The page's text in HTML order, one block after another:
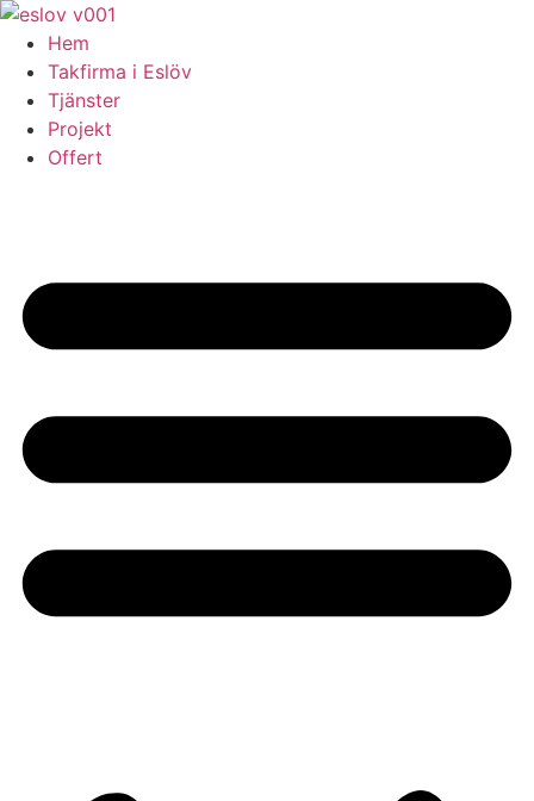
Skip
content
Hem
Takfirma i Eslöv
Tjänster
Projekt
Offert